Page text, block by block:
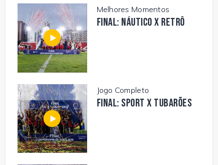
Melhores Momentos
FINAL: NÁUTICO X RETRÔ
Jogo Completo
FINAL: SPORT X TUBARÕES